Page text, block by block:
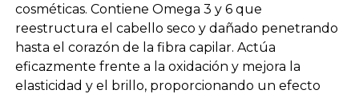
cosméticas. Contiene Omega 3 y 6 que
reestructura el cabello seco y dañado penetrando
hasta el corazón de la fibra capilar. Actúa
eficazmente frente a la oxidación y mejora la
elasticidad y el brillo, proporcionando un efecto